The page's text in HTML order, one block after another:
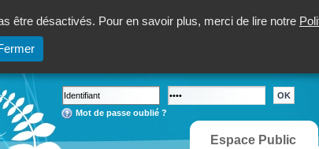
être désactivés. Pour en savoir plus, merci de lire notre
Mot de passe oublié ?
Espace Public